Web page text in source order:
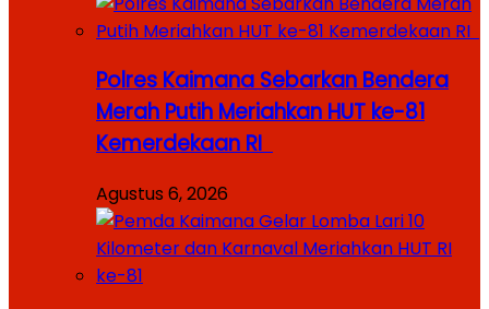
Polres Kaimana Sebarkan Bendera
Merah Putih Meriahkan HUT ke-81
Kemerdekaan RI
Agustus 6, 2026